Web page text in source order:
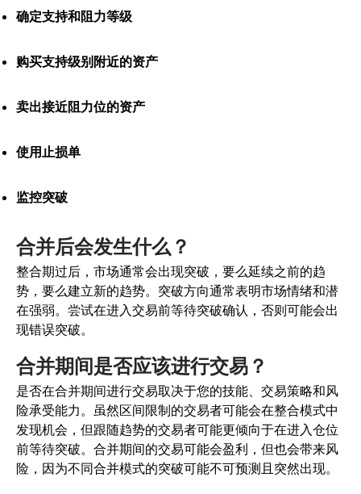
确定支持和阻力等级
购买支持级别附近的资产
卖出接近阻力位的资产
使用止损单
监控突破
合并后会发生什么？
整合期过后，市场通常会出现突破，要么延续之前的趋
势，要么建立新的趋势。突破方向通常表明市场情绪和潜
在强弱。尝试在进入交易前等待突破确认，否则可能会出
现错误突破。
合并期间是否应该进行交易？
是否在合并期间进行交易取决于您的技能、交易策略和风
险承受能力。虽然区间限制的交易者可能会在整合模式中
发现机会，但跟随趋势的交易者可能更倾向于在进入仓位
前等待突破。合并期间的交易可能会盈利，但也会带来风
险，因为不同合并模式的突破可能不可预测且突然出现。